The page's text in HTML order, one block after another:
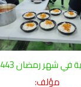
1443 - توزيع البركة
مؤلف: